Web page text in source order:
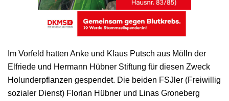
Im Vorfeld hatten Anke und Klaus Putsch aus Mölln der
Elfriede und Hermann Hübner Stiftung für diesen Zweck
Holunderpflanzen gespendet. Die beiden FSJler (Freiwillig
sozialer Dienst) Florian Hübner und Linas Groneberg